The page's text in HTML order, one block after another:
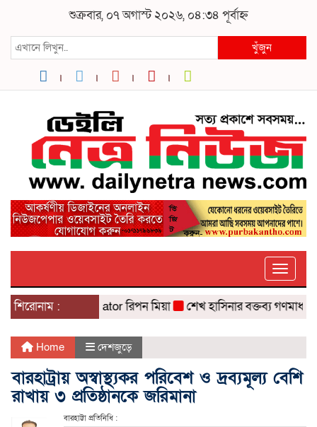
শুক্রবার, ০৭ অগাস্ট ২০২৬, ০৪:৩৪ পূর্বাহ্ন
খুঁজুন
শিরোনাম :
Content Creator রিপন মিয়া শেখ হাসিনার বক্তব্য গণমাধ্যমে প্রচার
Home দেশজুড়ে
বারহাট্রায় অস্বাস্থ্যকর পরিবেশ ও দ্রব্যমূল্য বেশি
রাখায় ৩ প্রতিষ্ঠানকে জরিমানা
বারহাট্টা প্রতিনিধি :